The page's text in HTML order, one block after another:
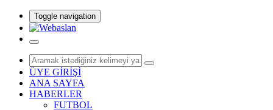
Toggle navigation
ÜYE GİRİŞİ
ANA SAYFA
HABERLER
FUTBOL